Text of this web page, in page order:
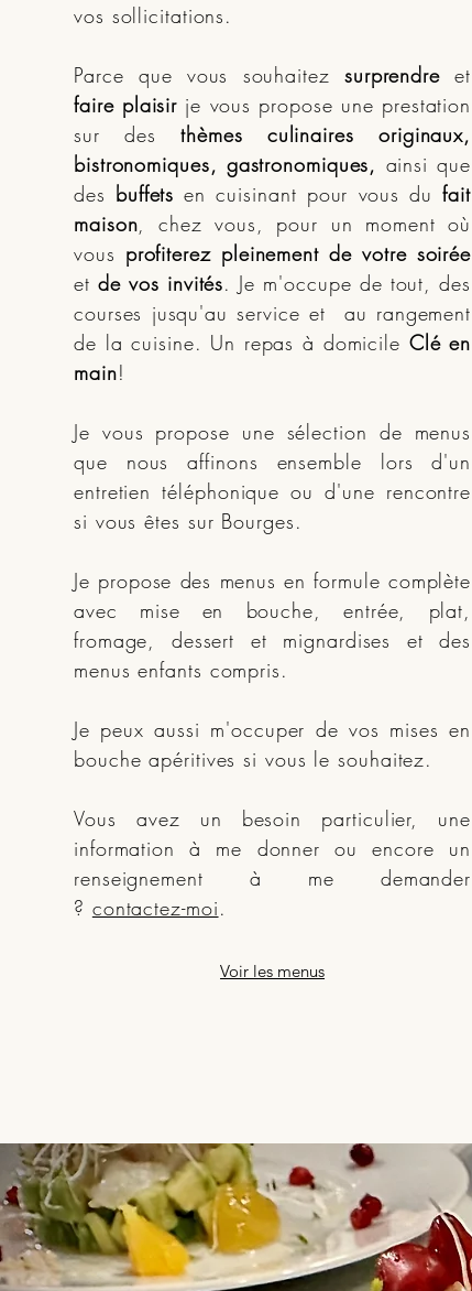
vos sollicitations.
Parce que vous souhaitez surprendreet
faire plaisir je vous propose une prestation
sur desthèmes culinaires originaux,
bistronomiques, gastronomiques, ainsi que
des buffetsen cuisinant pour vous dufait
maison, chez vous, pour un moment où
vous profiterez pleinement de votre soirée
etde vos invités. Je m'occupe de tout, des
courses jusqu'au service et au rangement
de la cuisine. Un repas à domicile Clé en
main!
Je vous propose une sélection de menus
que nous affinons ensemble lors d'un
entretien téléphonique ou d'une rencontre
si vous êtes sur Bourges.
Je propose des menus en formule complète
avec mise en bouche, entrée, plat,
fromage, dessert et mignardises et des
menus enfants compris.
Je peux aussi m'occuper de vos mises en
bouche apéritives si vous le souhaitez.
Vous avez un besoin particulier, une
information à me donner ou encore un
renseignement à me demander
? contactez-moi.
Voir les menus